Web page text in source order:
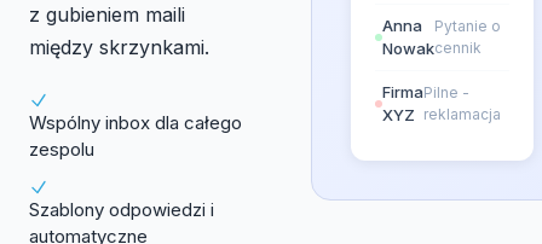
z gubieniem maili
między skrzynkami.
Wspólny inbox dla całego
zespolu
Szablony odpowiedzi i
automatyczne
Anna
Nowak
Pytanie o
cennik
Firma
XYZ
Pilne -
reklamacja